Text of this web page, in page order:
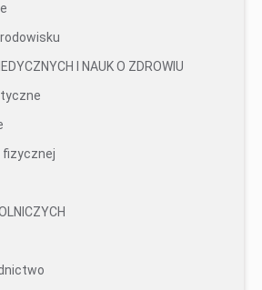
I NAUK O ZDROWIU
fizycznej